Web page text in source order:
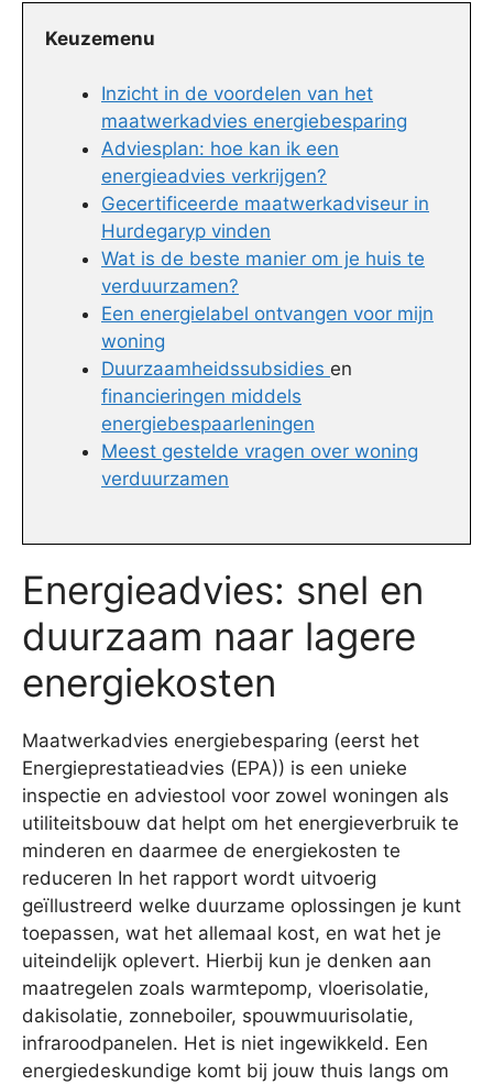
Keuzemenu
Inzicht in de voordelen van het
maatwerkadvies energiebesparing
Adviesplan: hoe kan ik een
energieadvies verkrijgen?
Gecertificeerde maatwerkadviseur in
Hurdegaryp vinden
Wat is de beste manier om je huis te
verduurzamen?
Een energielabel ontvangen voor mijn
woning
Duurzaamheidssubsidies en
financieringen middels
energiebespaarleningen
Meest gestelde vragen over woning
verduurzamen
Energieadvies: snel en
duurzaam naar lagere
energiekosten
Maatwerkadvies energiebesparing (eerst het
Energieprestatieadvies (EPA)) is een unieke
inspectie en adviestool voor zowel woningen als
utiliteitsbouw dat helpt om het energieverbruik te
minderen en daarmee de energiekosten te
reduceren In het rapport wordt uitvoerig
geïllustreerd welke duurzame oplossingen je kunt
toepassen, wat het allemaal kost, en wat het je
uiteindelijk oplevert. Hierbij kun je denken aan
maatregelen zoals warmtepomp, vloerisolatie,
dakisolatie, zonneboiler, spouwmuurisolatie,
infraroodpanelen. Het is niet ingewikkeld. Een
energiedeskundige komt bij jouw thuis langs om